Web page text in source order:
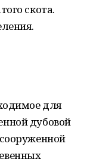
скота.
для
дубовой